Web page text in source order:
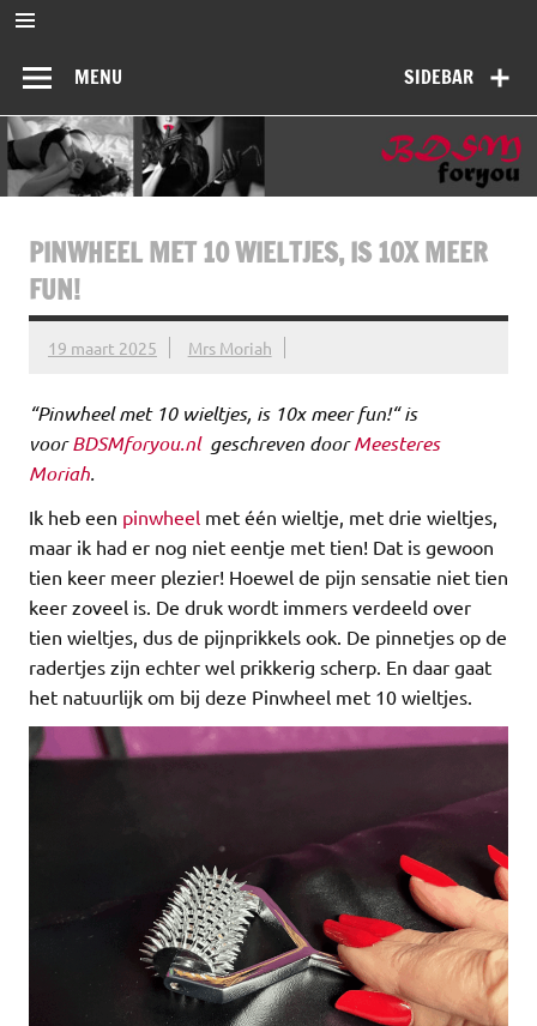
Ga
naar
inhoud
BDSMforyou
SIDEBAR
MENU
PINWHEEL MET 10 WIELTJES, IS 10X MEER
FUN!
19 maart 2025 Mrs Moriah
“Pinwheel met 10 wieltjes, is 10x meer fun!“ is
voorBDSMforyou.nlgeschreven doorMeesteres
Moriah.
Ik heb een pinwheel met één wieltje, met drie wieltjes,
maar ik had er nog niet eentje met tien! Dat is gewoon
tien keer meer plezier! Hoewel de pijn sensatie niet tien
keer zoveel is. De druk wordt immers verdeeld over
tien wieltjes, dus de pijnprikkels ook. De pinnetjes op de
radertjes zijn echter wel prikkerig scherp. En daar gaat
het natuurlijk om bij deze Pinwheel met 10 wieltjes.